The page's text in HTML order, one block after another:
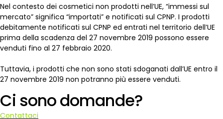
Nel contesto dei cosmetici non prodotti nell’UE, “immessi sul
mercato” significa “importati” e notificati sul CPNP. I prodotti
debitamente notificati sul CPNP ed entrati nel territorio dell’UE
prima della scadenza del 27 novembre 2019 possono essere
venduti fino al 27 febbraio 2020.
Tuttavia, i prodotti che non sono stati sdoganati dall’UE entro il
27 novembre 2019 non potranno più essere venduti.
Ci sono domande?
Contattaci